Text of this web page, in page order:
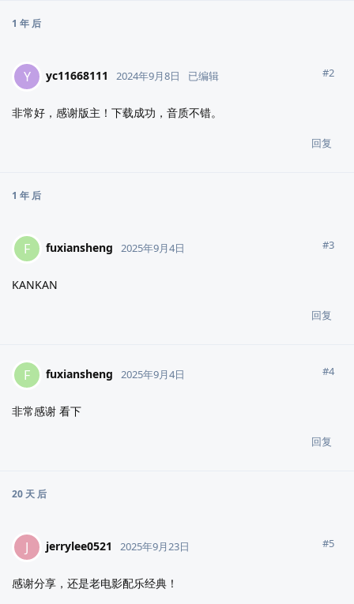
1 年 后
Y yc11668111 2024年9月8日 已编辑 #2
非常好，感谢版主！下载成功，音质不错。
回复
1 年 后
F fuxiansheng 2025年9月4日 #3
KANKAN
回复
F fuxiansheng 2025年9月4日 #4
非常感谢 看下
回复
20 天 后
J jerrylee0521 2025年9月23日 #5
感谢分享，还是老电影配乐经典！